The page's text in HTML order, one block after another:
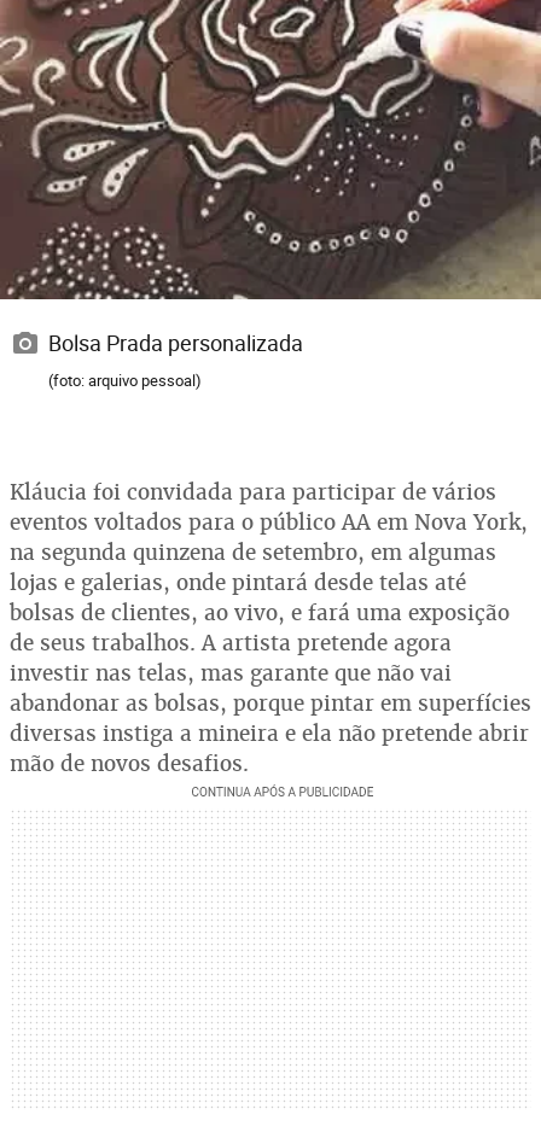
Bolsa Prada personalizada
(foto: arquivo pessoal)
Kláucia foi convidada para participar de vários
eventos voltados para o público AA em Nova York,
na segunda quinzena de setembro, em algumas
lojas e galerias, onde pintará desde telas até
bolsas de clientes, ao vivo, e fará uma exposição
de seus trabalhos. A artista pretende agora
investir nas telas, mas garante que não vai
abandonar as bolsas, porque pintar em superfícies
diversas instiga a mineira e ela não pretende abrir
mão de novos desafios.